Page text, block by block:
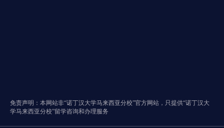
免责声明：本网站非“诺丁汉大学马来西亚分校”官方网站，只提供“诺丁汉大
学马来西亚分校”留学咨询和办理服务